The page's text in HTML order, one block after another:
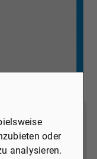
oder
analysieren.